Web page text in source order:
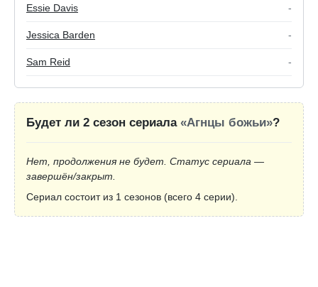
Essie Davis -
Jessica Barden -
Sam Reid -
Будет ли 2 сезон сериала «Агнцы божьи»?
Нет, продолжения не будет. Статус сериала —
завершён/закрыт.
Сериал состоит из 1 сезонов (всего 4 серии).